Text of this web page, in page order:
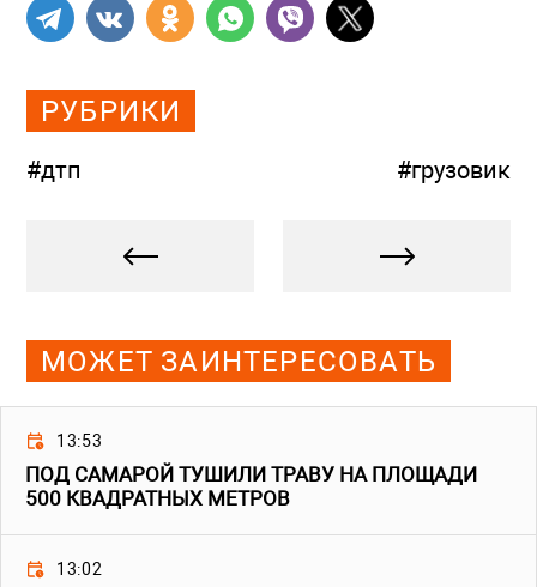
РУБРИКИ
#дтп #грузовик
МОЖЕТ ЗАИНТЕРЕСОВАТЬ
13:53
ПОД САМАРОЙ ТУШИЛИ ТРАВУ НА ПЛОЩАДИ
500 КВАДРАТНЫХ МЕТРОВ
13:02